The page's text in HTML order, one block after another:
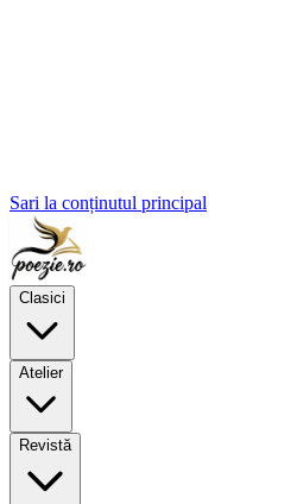
Sari la conținutul principal
Clasici
Atelier
Revistă